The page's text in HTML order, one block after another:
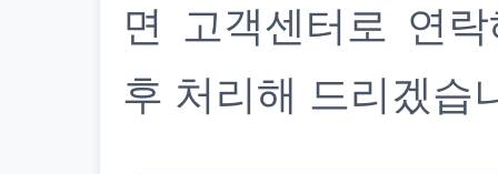
면 고객센터로 연
후 처리해 드리겠습